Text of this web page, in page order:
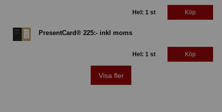
Hel: 1 st Köp
PresentCard® 225:- inkl moms
Hel: 1 st Köp
Visa fler